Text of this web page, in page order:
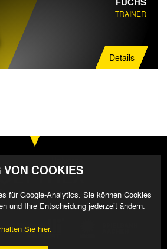
TRAINER
Details
COOKIES
für Google-Analytics. Sie können Cookies
und Ihre Entscheidung jederzeit ändern.
Sie hier.